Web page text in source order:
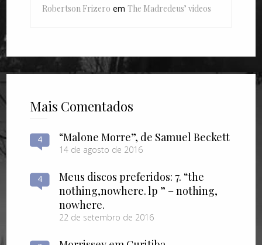
Robertson Frizero emThe Madredeus’ videos
Mais Comentados
4 “Malone Morre”, de Samuel Beckett
14 de agosto de 2016
4
Meus discos preferidos: 7. “the
nothing​,​nowhere. lp ” – nothing​,​
nowhere.
22 de setembro de 2016